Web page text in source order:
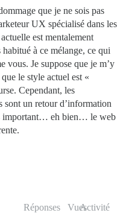
que je ne sois pas
UX spécialisé dans les
est mentalement
à ce mélange, ce qui
vous. Je suppose que je m’y
le style actuel est «
Cependant, les
sont un retour d’information
important… eh bien… le web
Réponses VuesActivité